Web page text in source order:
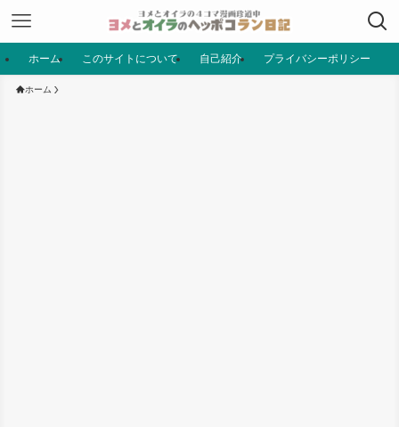
ホーム このサイトについて 自己紹介 プライバシーポリシー
ホーム